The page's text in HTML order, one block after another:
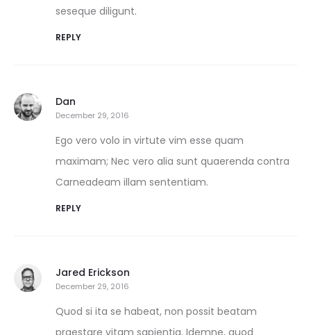
seseque diligunt.
REPLY
Dan
December 29, 2016
Ego vero volo in virtute vim esse quam
maximam; Nec vero alia sunt quaerenda contra
Carneadeam illam sententiam.
REPLY
Jared Erickson
December 29, 2016
Quod si ita se habeat, non possit beatam
praestare vitam sapientia. Idemne, quod